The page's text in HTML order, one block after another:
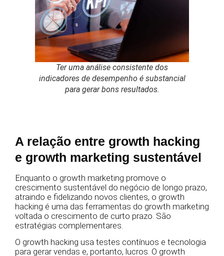
Ter uma análise consistente dos
indicadores de desempenho é substancial
para gerar bons resultados.
A relação entre growth hacking
e growth marketing sustentável
Enquanto o growth marketing promove o
crescimento sustentável do negócio de longo prazo,
atraindo e fidelizando novos clientes, o growth
hacking é uma das ferramentas do growth marketing
voltada o crescimento de curto prazo. São
estratégias complementares.
O growth hacking usa testes contínuos e tecnologia
para gerar vendas e, portanto, lucros. O growth